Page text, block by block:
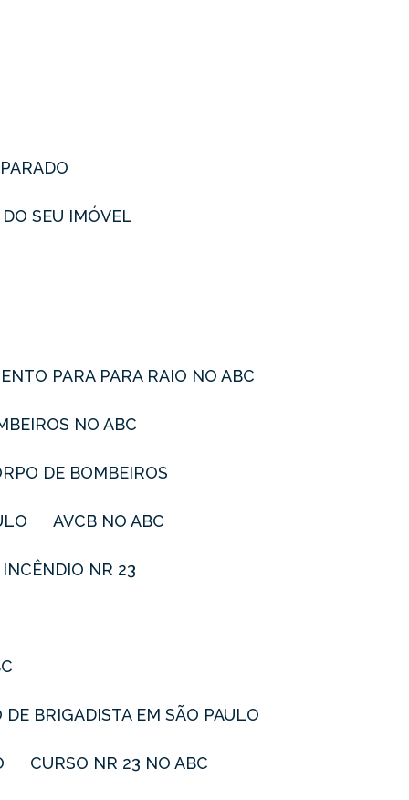
SEU IMÓVEL
PARA PARA RAIO NO ABC
NO ABC
DE BOMBEIROS
AVCB NO ABC
INCÊNDIO NR 23
DE BRIGADISTA EM SÃO PAULO
CURSO NR 23 NO ABC